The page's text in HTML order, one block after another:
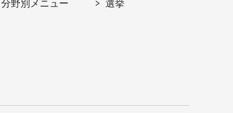
分野別メニュー 選挙